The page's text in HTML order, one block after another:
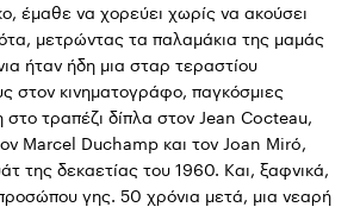
έμαθε να χορεύει χωρίς να ακούσει
μετρώντας τα παλαμάκια της μαμάς
ήταν ήδη μια σταρ τεραστίου
στον κινηματογράφο, παγκόσμιες
στο τραπέζι δίπλα στον Jean Cocteau,
Marcel Duchamp και τον Joan Miró,
της δεκαετίας του 1960. Και, ξαφνικά,
γης. 50 χρόνια μετά, μια νεαρή